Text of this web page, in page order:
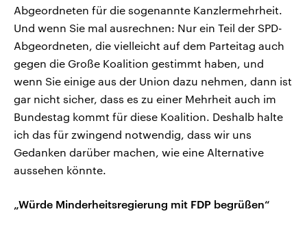
Abgeordneten für die sogenannte Kanzlermehrheit.
Und wenn Sie mal ausrechnen: Nur ein Teil der SPD-
Abgeordneten, die vielleicht auf dem Parteitag auch
gegen die Große Koalition gestimmt haben, und
wenn Sie einige aus der Union dazu nehmen, dann ist
gar nicht sicher, dass es zu einer Mehrheit auch im
Bundestag kommt für diese Koalition. Deshalb halte
ich das für zwingend notwendig, dass wir uns
Gedanken darüber machen, wie eine Alternative
aussehen könnte.
„Würde Minderheitsregierung mit FDP begrüßen“